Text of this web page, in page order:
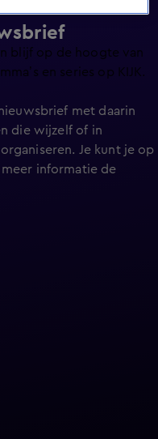
blijf op de hoogte van
en series op KIJK.
met daarin
die wijzelf of in
Je kunt je op
informatie de